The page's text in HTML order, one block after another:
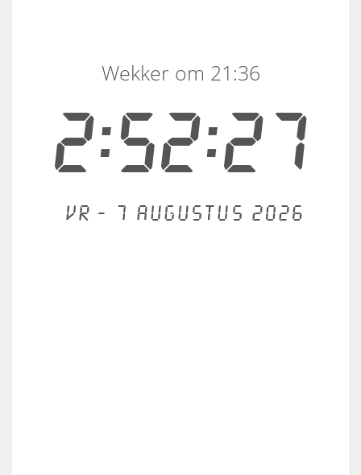
2:52:27
Wekker om 21:36
Vr - 7 augustus 2026